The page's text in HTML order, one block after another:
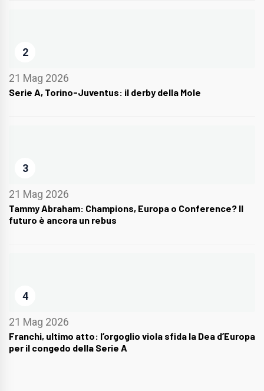
2
21 Mag 2026
Serie A, Torino-Juventus: il derby della Mole
3
21 Mag 2026
Tammy Abraham: Champions, Europa o Conference? Il
futuro è ancora un rebus
4
21 Mag 2026
Franchi, ultimo atto: l’orgoglio viola sfida la Dea d’Europa
per il congedo della Serie A